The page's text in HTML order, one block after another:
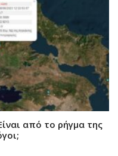
από το ρήγμα της